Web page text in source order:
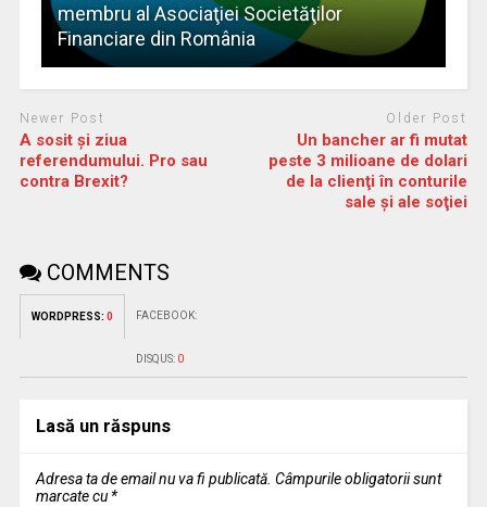
membru al Asociaţiei Societăţilor
Financiare din România
Newer Post
A sosit şi ziua
referendumului. Pro sau
contra Brexit?
Older Post
Un bancher ar fi mutat
peste 3 milioane de dolari
de la clienţi în conturile
sale şi ale soţiei
COMMENTS
WORDPRESS: 0 FACEBOOK:
DISQUS: 0
Lasă un răspuns
Adresa ta de email nu va fi publicată. Câmpurile obligatorii sunt
marcate cu *